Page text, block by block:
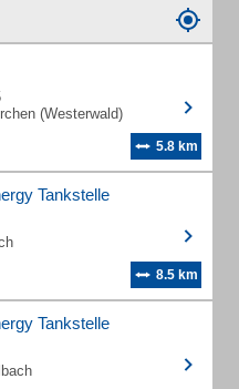
(Westerwald)
5.8 km
Tankstelle
8.5 km
Tankstelle